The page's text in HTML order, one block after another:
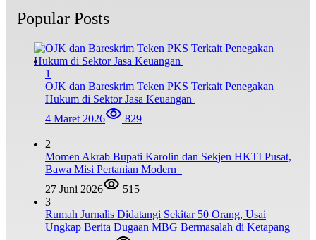
Popular Posts
1
OJK dan Bareskrim Teken PKS Terkait Penegakan
Hukum di Sektor Jasa Keuangan
4 Maret 2026
829
2
Momen Akrab Bupati Karolin dan Sekjen HKTI Pusat,
Bawa Misi Pertanian Modern
27 Juni 2026
515
3
Rumah Jurnalis Didatangi Sekitar 50 Orang, Usai
Ungkap Berita Dugaan MBG Bermasalah di Ketapang